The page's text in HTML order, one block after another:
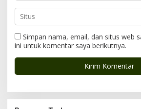
Simpan nama, email, dan situs web
ini untuk komentar saya berikutnya.